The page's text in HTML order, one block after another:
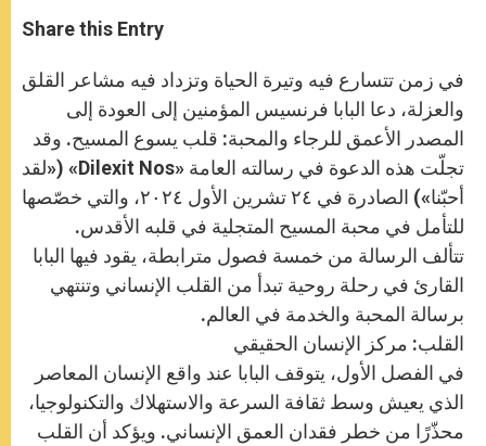
t
s
p
p
s
e
g
e
r
e
b
o
k
r
Share this Entry
في زمن تتسارع فيه وتيرة الحياة وتزداد فيه مشاعر القلق
والعزلة، دعا البابا فرنسيس المؤمنين إلى العودة إلى
المصدر الأعمق للرجاء والمحبة: قلب يسوع المسيح. وقد
تجلّت هذه الدعوة في رسالته العامة «Dilexit Nos» («لقد
أحبّنا») الصادرة في ٢٤ تشرين الأول ٢٠٢٤، والتي خصّصها
للتأمل في محبة المسيح المتجلية في قلبه الأقدس.
تتألف الرسالة من خمسة فصول مترابطة، يقود فيها البابا
القارئ في رحلة روحية تبدأ من القلب الإنساني وتنتهي
برسالة المحبة والخدمة في العالم.
القلب: مركز الإنسان الحقيقي
في الفصل الأول، يتوقف البابا عند واقع الإنسان المعاصر
الذي يعيش وسط ثقافة السرعة والاستهلاك والتكنولوجيا،
محذّرًا من خطر فقدان العمق الإنساني. ويؤكد أن القلب